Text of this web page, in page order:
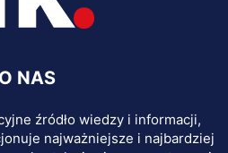
O NAS
źródło wiedzy i informacji,
najważniejsze i najbardziej